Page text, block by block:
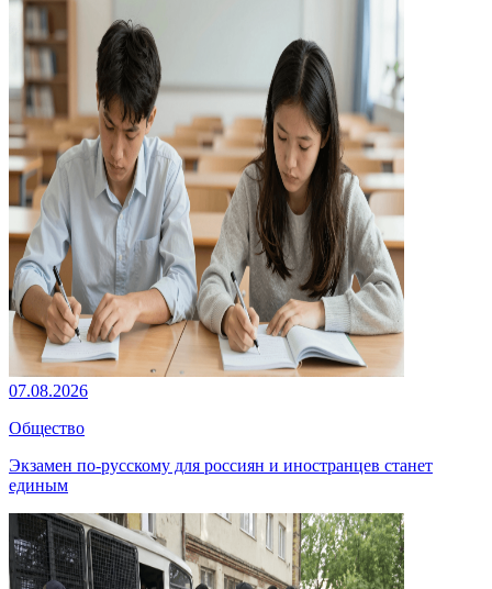
07.08.2026
Общество
Экзамен по-русскому для россиян и иностранцев станет
единым